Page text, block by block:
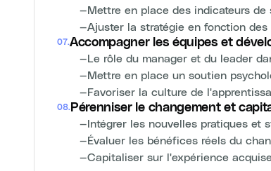
—Mettre en place des indicateurs
—Ajuster la stratégie en fonction des
07.Accompagner les équipes et
—Le rôle du manager et du leader
—Mettre en place un soutien
—Favoriser la culture de
08. Pérenniser le changement et
—Intégrer les nouvelles pratiques et
—Évaluer les bénéfices réels du
—Capitaliser sur l'expérience